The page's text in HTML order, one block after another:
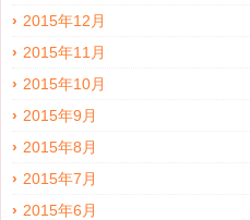
2015年12月
2015年11月
2015年10月
2015年9月
2015年8月
2015年7月
2015年6月